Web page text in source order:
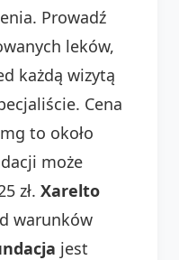
Prowadź
leków,
każdą wizytą
Cena
to około
może
zł. Xarelto
warunków
jest